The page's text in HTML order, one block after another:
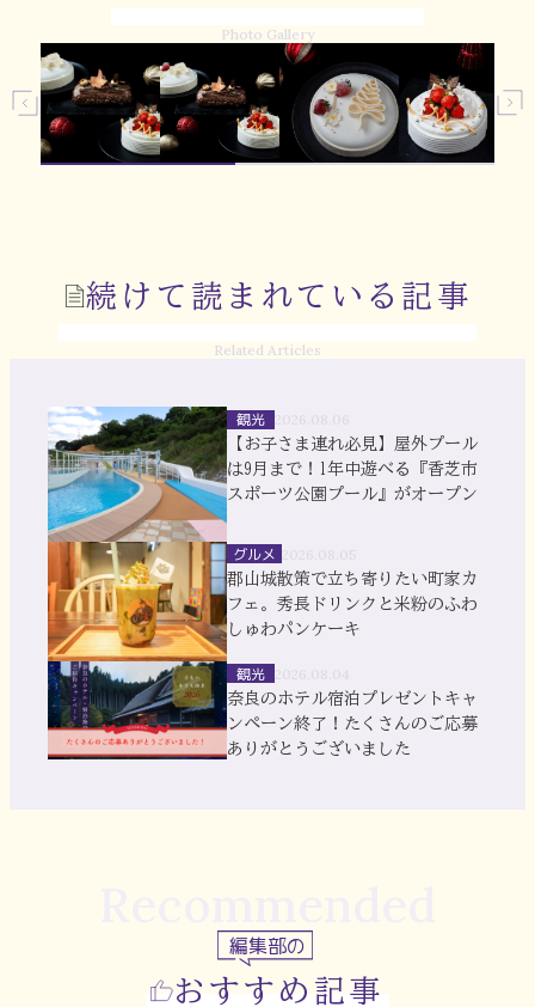
Photo Gallery
続けて読まれている記事
Related Articles
観光
【お子さま連れ必見】屋外プール
は9月まで！1年中遊べる『香芝市
スポーツ公園プール』がオープン
グルメ
郡山城散策で立ち寄りたい町家カ
フェ。秀長ドリンクと米粉のふわ
しゅわパンケーキ
観光
奈良のホテル宿泊プレゼントキャ
ンペーン終了！たくさんのご応募
ありがとうございました
編集部の
おすすめ記事